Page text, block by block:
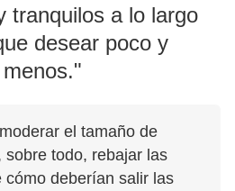
tranquilos a lo largo
desear poco y
el tamaño de
sobre todo, rebajar las
cómo deberían salir las